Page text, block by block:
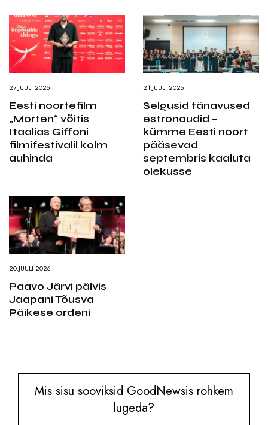
27.JUULI 2026
Eesti noortefilm
„Morten“ võitis
Itaalias Giffoni
filmifestivalil kolm
auhinda
21.JUULI 2026
Selgusid tänavused
estronaudid –
kümme Eesti noort
pääsevad
septembris kaaluta
olekusse
20.JUULI 2026
Paavo Järvi pälvis
Jaapani Tõusva
Päikese ordeni
Mis sisu sooviksid GoodNewsis rohkem
lugeda?